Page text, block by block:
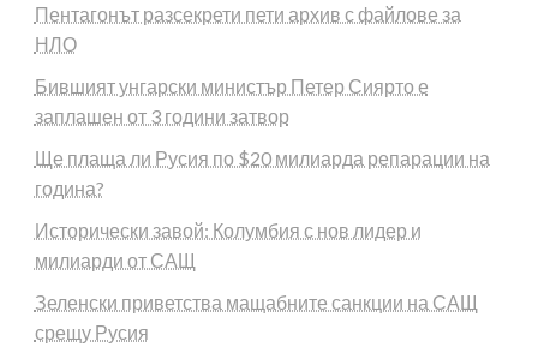
Пентагонът разсекрети пети архив с файлове за
НЛО
Бившият унгарски министър Петер Сиярто е
заплашен от 3 години затвор
Ще плаща ли Русия по $20 милиарда репарации на
година?
Исторически завой: Колумбия с нов лидер и
милиарди от САЩ
Зеленски приветства мащабните санкции на САЩ
срещу Русия